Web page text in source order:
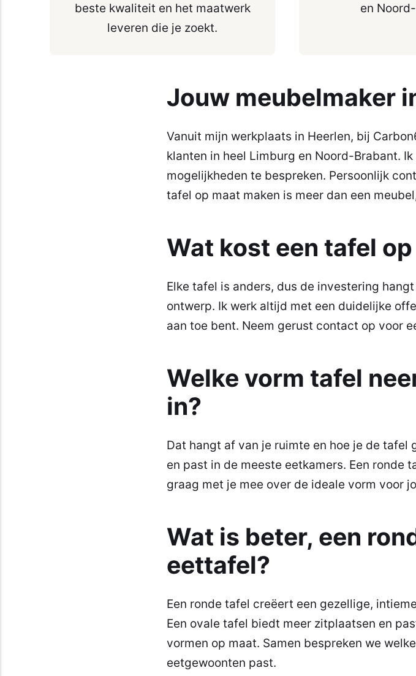
beste kwaliteit en het maatwerk
leveren die je zoekt.
en
Jouw meubelmaker
Vanuit mijn werkplaats in Heerlen, bij
klanten in heel Limburg en Noord-Brabant.
mogelijkheden te bespreken. Persoonlijk
tafel op maat maken is meer dan een
Wat kost een tafel
Elke tafel is anders, dus de investering
ontwerp. Ik werk altijd met een duidelijke
aan toe bent. Neem gerust contact op voor
Welke vorm tafel
in?
Dat hangt af van je ruimte en hoe je de
en past in de meeste eetkamers. Een ronde
graag met je mee over de ideale vorm voor
Wat is beter, een
eettafel?
Een ronde tafel creëert een gezellige,
Een ovale tafel biedt meer zitplaatsen en
vormen op maat. Samen bespreken we
eetgewoonten past.